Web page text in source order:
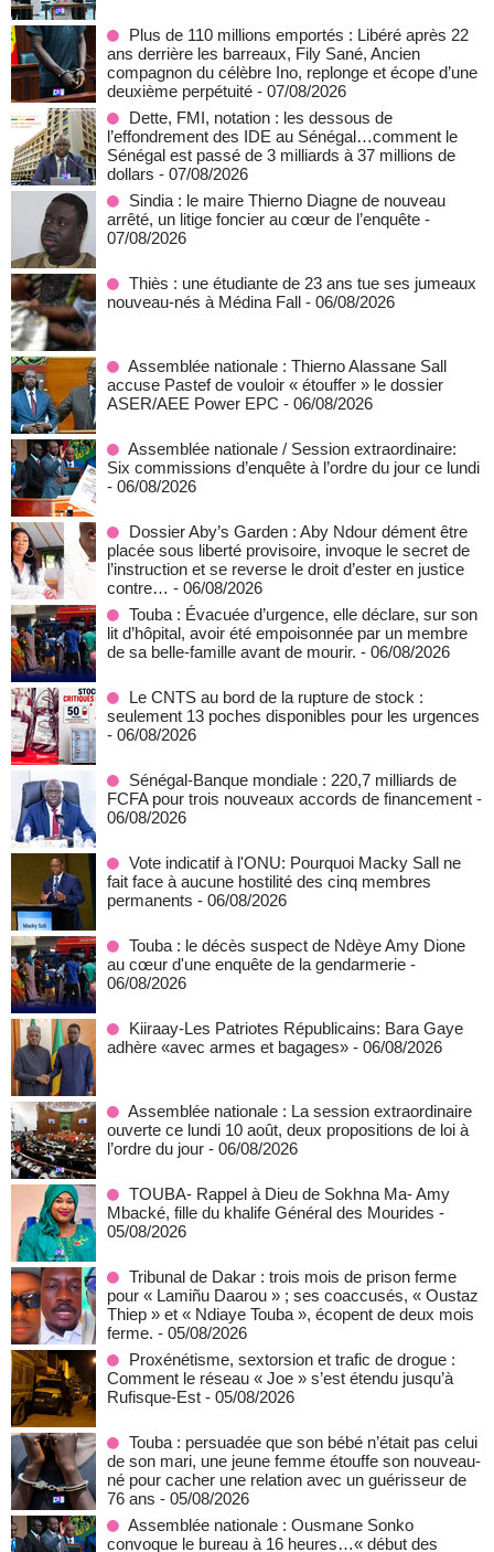
Plus de 110 millions emportés : Libéré après 22
ans derrière les barreaux, Fily Sané, Ancien
compagnon du célèbre Ino, replonge et écope d’une
deuxième perpétuité - 07/08/2026
Dette, FMI, notation : les dessous de
l’effondrement des IDE au Sénégal…comment le
Sénégal est passé de 3 milliards à 37 millions de
dollars - 07/08/2026
Sindia : le maire Thierno Diagne de nouveau
arrêté, un litige foncier au cœur de l’enquête -
07/08/2026
Thiès : une étudiante de 23 ans tue ses jumeaux
nouveau-nés à Médina Fall - 06/08/2026
Assemblée nationale : Thierno Alassane Sall
accuse Pastef de vouloir « étouffer » le dossier
ASER/AEE Power EPC - 06/08/2026
Assemblée nationale / Session extraordinaire:
Six commissions d’enquête à l’ordre du jour ce lundi
- 06/08/2026
Dossier Aby’s Garden : Aby Ndour dément être
placée sous liberté provisoire, invoque le secret de
l’instruction et se reverse le droit d’ester en justice
contre… - 06/08/2026
Touba : Évacuée d’urgence, elle déclare, sur son
lit d’hôpital, avoir été empoisonnée par un membre
de sa belle-famille avant de mourir. - 06/08/2026
Le CNTS au bord de la rupture de stock :
seulement 13 poches disponibles pour les urgences
- 06/08/2026
Sénégal-Banque mondiale : 220,7 milliards de
FCFA pour trois nouveaux accords de financement -
06/08/2026
Vote indicatif à l'ONU: Pourquoi Macky Sall ne
fait face à aucune hostilité des cinq membres
permanents - 06/08/2026
Touba : le décès suspect de Ndèye Amy Dione
au cœur d'une enquête de la gendarmerie -
06/08/2026
Kiiraay-Les Patriotes Républicains: Bara Gaye
adhère «avec armes et bagages» - 06/08/2026
Assemblée nationale : La session extraordinaire
ouverte ce lundi 10 août, deux propositions de loi à
l’ordre du jour - 06/08/2026
TOUBA- Rappel à Dieu de Sokhna Ma- Amy
Mbacké, fille du khalife Général des Mourides -
05/08/2026
Tribunal de Dakar : trois mois de prison ferme
pour « Lamiñu Daarou » ; ses coaccusés, « Oustaz
Thiep » et « Ndiaye Touba », écopent de deux mois
ferme. - 05/08/2026
Proxénétisme, sextorsion et trafic de drogue :
Comment le réseau « Joe » s’est étendu jusqu’à
Rufisque-Est - 05/08/2026
Touba : persuadée que son bébé n’était pas celui
de son mari, une jeune femme étouffe son nouveau-
né pour cacher une relation avec un guérisseur de
76 ans - 05/08/2026
Assemblée nationale : Ousmane Sonko
convoque le bureau à 16 heures…« début des